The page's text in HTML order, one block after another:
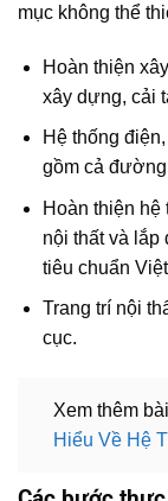
mục không thể
Hoàn thiện
xây dựng, cải
Hệ thống điện,
gồm cả
Hoàn thiện hệ
nội thất và lắp
tiêu chuẩn
Trang trí nội
cục.
Xem thêm
Hiểu Về Hệ